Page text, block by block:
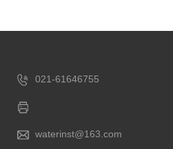
021-61646755
waterinst@163.com